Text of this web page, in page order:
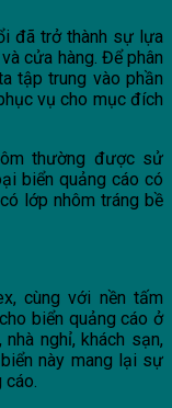
đã trở thành sự lựa
cửa hàng. Để phân
tập trung vào phần
vụ cho mục đích
thường được sử
biển quảng cáo có
lớp nhôm tráng bề
cùng với nền tấm
biển quảng cáo ở
nghỉ, khách sạn,
này mang lại sự
cáo.